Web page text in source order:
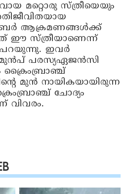
മറ്റൊരു സ്ത്രീയെയും
ആക്രമണങ്ങള്‍ക്ക്
ഈ സ്ത്രീയാണെന്ന്
ഇവര്‍
പരസ്യഏജന്‍സി
ക്രൈംബ്രാഞ്ച്
മുന്‍ നായികയായിരുന്ന
ചോദ്യം
വിവരം.